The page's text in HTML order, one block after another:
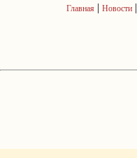
Главная | Новости|